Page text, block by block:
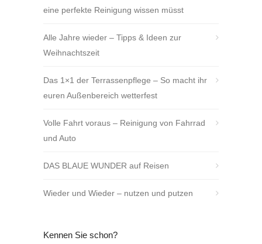
eine perfekte Reinigung wissen müsst
Alle Jahre wieder – Tipps & Ideen zur
Weihnachtszeit
Das 1×1 der Terrassenpflege – So macht ihr
euren Außenbereich wetterfest
Volle Fahrt voraus – Reinigung von Fahrrad
und Auto
DAS BLAUE WUNDER auf Reisen
Wieder und Wieder – nutzen und putzen
Kennen Sie schon?